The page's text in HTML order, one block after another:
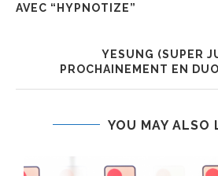
AVEC “HYPNOTIZE”
YESUNG (SUPER
PROCHAINEMENT EN
YOU MAY ALSO